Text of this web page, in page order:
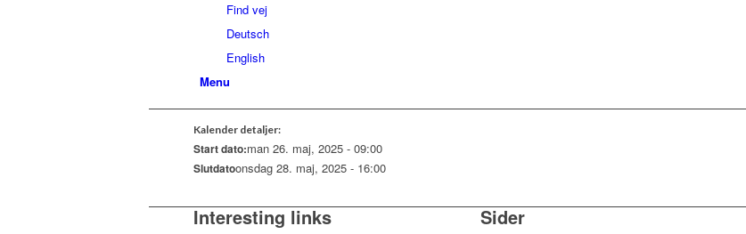
Find vej
Deutsch
English
Menu
Kalender detaljer:
Start dato:man 26. maj, 2025 - 09:00
Slutdatoonsdag 28. maj, 2025 - 16:00
Interesting links Sider